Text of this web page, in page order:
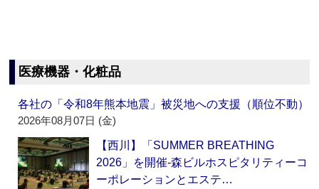
医療機器・化粧品
各社の「令和8年熊本地震」被災地への支援（順位不動）
2026年08月07日 (金)
【西川】「SUMMER BREATHING
2026」を開催‐森ビルホスピタリティーコ
ーポレーションとエステ…